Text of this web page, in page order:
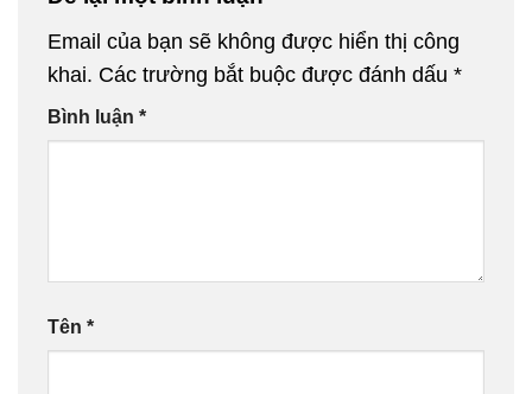
Email của bạn sẽ không được hiển thị công
khai. Các trường bắt buộc được đánh dấu *
Bình luận *
Tên *